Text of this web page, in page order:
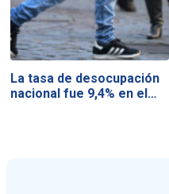
La tasa de desocupación
nacional fue 9,4% en el…